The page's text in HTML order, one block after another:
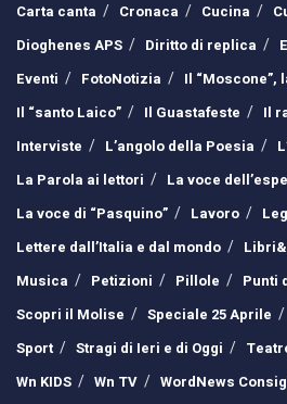
Carta canta
Cronaca Cucina
Dioghenes APS
Diritto di replica
Eventi
FotoNotizia
Il “Moscone”,
Il “santo Laico”
Il Guastafeste
Il
Interviste
L’angolo della Poesia
La Parola ai lettori
La voce
La voce di “Pasquino”
Lavoro
Lettere dall’Italia e dal mondo
Musica
Petizioni Pillole Punti
Scopri il Molise
Speciale 25 Aprile
Sport
Stragi di Ieri e di Oggi
Wn KIDS
Wn TV WordNews